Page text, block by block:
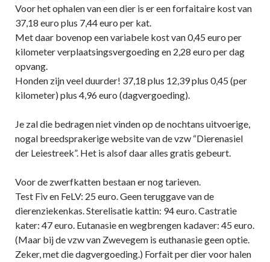
Voor het ophalen van een dier is er een forfaitaire kost van
37,18 euro plus 7,44 euro per kat.
Met daar bovenop een variabele kost van 0,45 euro per
kilometer verplaatsingsvergoeding en 2,28 euro per dag
opvang.
Honden zijn veel duurder! 37,18 plus 12,39 plus 0,45 (per
kilometer) plus 4,96 euro (dagvergoeding).
Je zal die bedragen niet vinden op de nochtans uitvoerige,
nogal breedsprakerige website van de vzw “Dierenasiel
der Leiestreek”. Het is alsof daar alles gratis gebeurt.
Voor de zwerfkatten bestaan er nog tarieven.
Test Fiv en FeLV: 25 euro. Geen teruggave van de
dierenziekenkas. Sterelisatie kattin: 94 euro. Castratie
kater: 47 euro. Eutanasie en wegbrengen kadaver: 45 euro.
(Maar bij de vzw van Zwevegem is euthanasie geen optie.
Zeker, met die dagvergoeding.) Forfait per dier voor halen